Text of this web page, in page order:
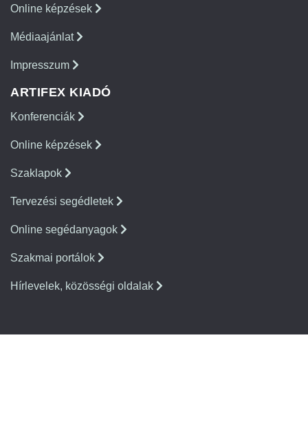
Online képzések
Médiaajánlat
Impresszum
ARTIFEX KIADÓ
Konferenciák
Online képzések
Szaklapok
Tervezési segédletek
Online segédanyagok
Szakmai portálok
Hírlevelek, közösségi oldalak